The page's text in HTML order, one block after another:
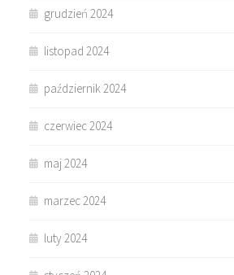
grudzień 2024
listopad 2024
październik 2024
czerwiec 2024
maj 2024
marzec 2024
luty 2024